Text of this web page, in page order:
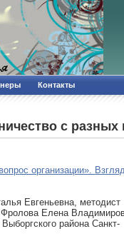
Контакты
с
организации».
Евгеньевна, методист
Елена
района Санкт-